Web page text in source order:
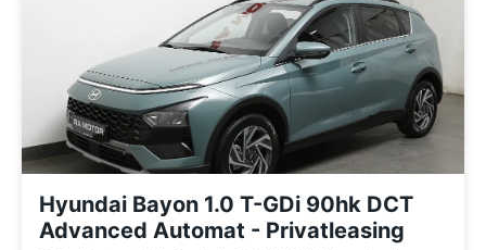
Hyundai Bayon 1.0 T-GDi 90hk DCT
Advanced Automat - Privatleasing